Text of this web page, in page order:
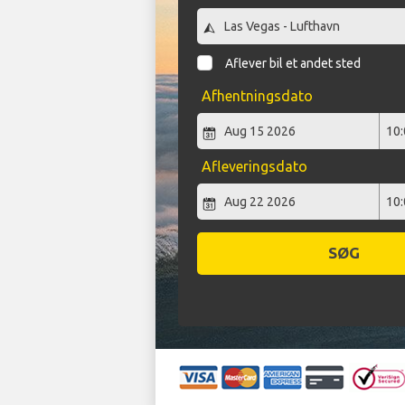
Aflever bil et andet sted
Afhentningsdato
Afleveringsdato
SØG